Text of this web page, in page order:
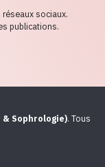
sociaux.
publications.
& Sophrologie). Tous